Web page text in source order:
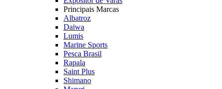
Principais Marcas
Albatroz
Daiwa
Lumis
Marine Sports
Pesca Brasil
Rapala
Saint Plus
Shimano